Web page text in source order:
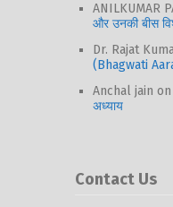
ANILKUMAR
और उनकी बीस
Dr. Rajat
(Bhagwati
Anchal jain on
अध्याय
Contact Us